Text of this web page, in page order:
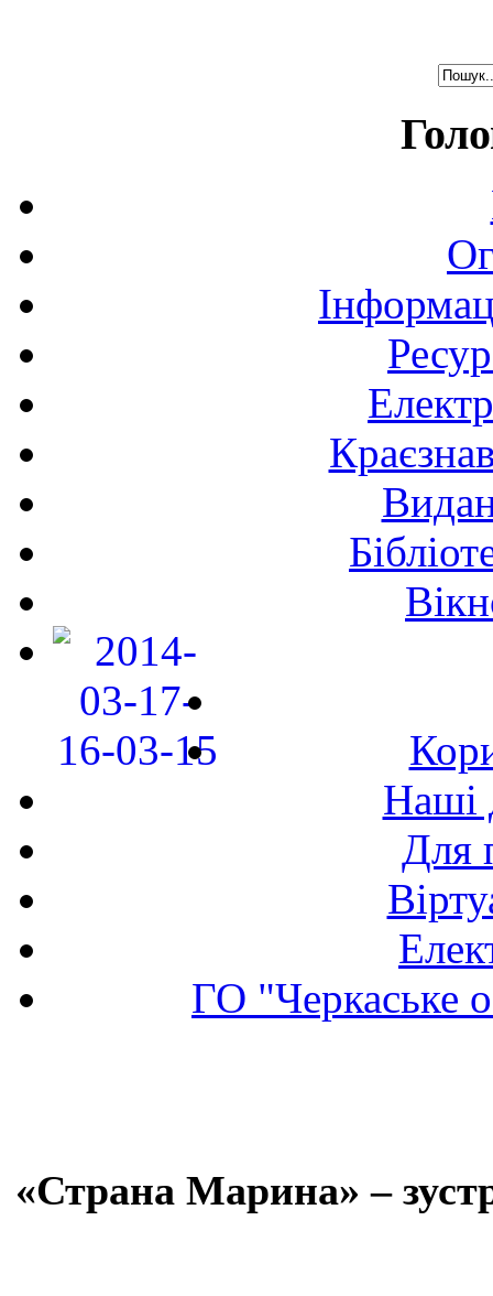
Наші
Для
ГО "Черкаське
«Страна Марина» –